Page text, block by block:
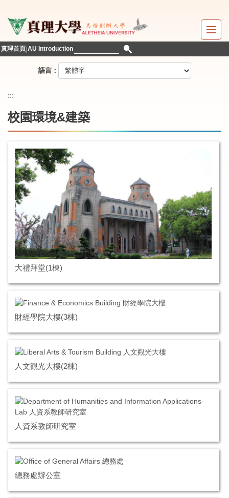
到
主
內
真理首頁 AU Introduction
語言：
:::
校園環境&建築
大禮拜堂(1棟)
財經學院大樓(3棟)
人文觀光大樓(2棟)
人資系教師研究室
總務處辦公室